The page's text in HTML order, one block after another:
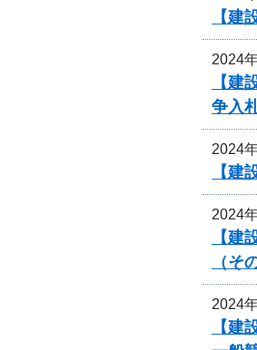
【
2024
【
争入
2024
【
2024
【
（
2024
【